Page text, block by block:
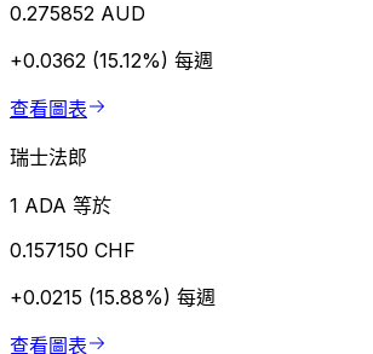
0.275852 AUD
+0.0362 (15.12%) 每週
查看圖表
瑞士法郎
1 ADA 等於
0.157150 CHF
+0.0215 (15.88%) 每週
查看圖表